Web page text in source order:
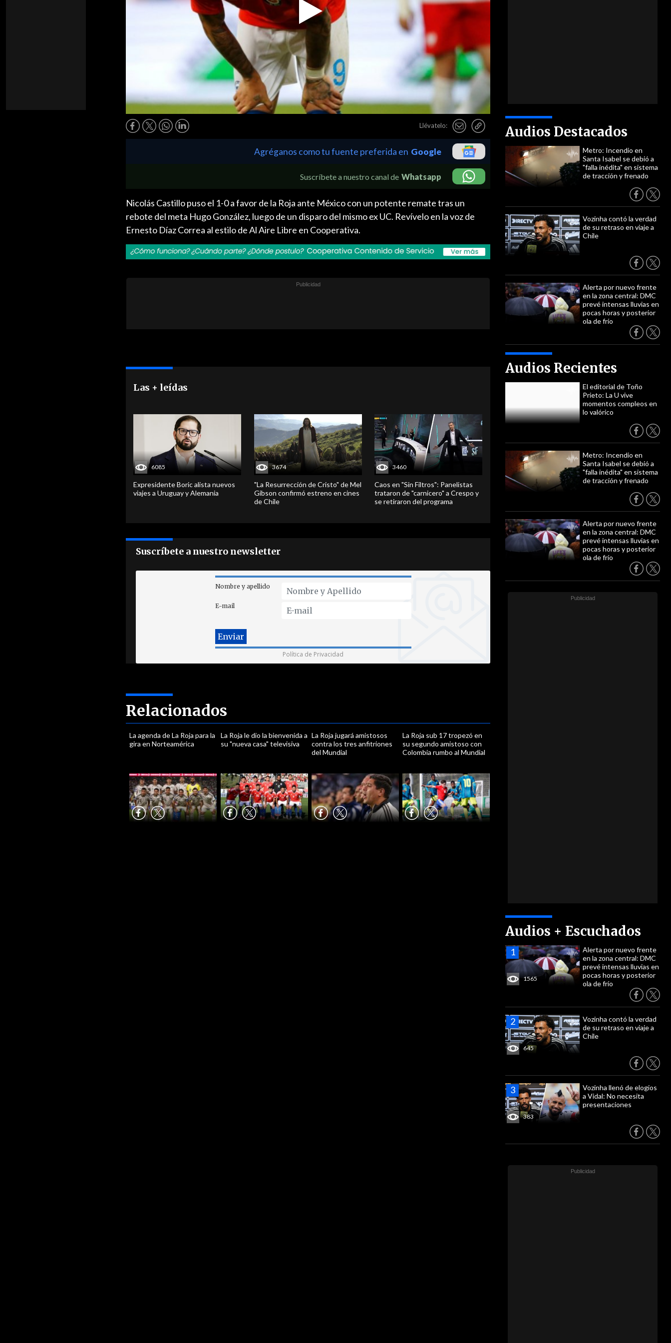
Play
Video
Llévatelo: Audios Destacados
Metro: Incendio en
Santa Isabel se debió a
"falla inédita" en sistema
de tracción y frenado
Vozinha contó la verdad
de su retraso en viaje a
Chile
Alerta por nuevo frente
en la zona central: DMC
prevé intensas lluvias en
pocas horas y posterior
ola de frío
Audios Recientes
El editorial de Toño
Prieto: La U vive
momentos compleos en
lo valórico
Metro: Incendio en
Santa Isabel se debió a
"falla inédita" en sistema
de tracción y frenado
Alerta por nuevo frente
en la zona central: DMC
prevé intensas lluvias en
pocas horas y posterior
ola de frío
Audios + Escuchados
1565
Alerta por nuevo frente
en la zona central: DMC
prevé intensas lluvias en
pocas horas y posterior
ola de frío
645
Vozinha contó la verdad
de su retraso en viaje a
Chile
383
Vozinha llenó de elogios
a Vidal: No necesita
presentaciones
Agréganos como tu fuente preferida en Google
Suscríbete a nuestro canal de Whatsapp
Nicolás Castillo puso el 1-0 a favor de la Roja ante México con un potente remate tras un
rebote del meta Hugo González, luego de un disparo del mismo ex UC. Revívelo en la voz de
Ernesto Díaz Correa al estilo de Al Aire Libre en Cooperativa.
Las + leídas
6085
Expresidente Boric alista nuevos
viajes a Uruguay y Alemania
3674
"La Resurrección de Cristo" de Mel
Gibson confirmó estreno en cines
de Chile
3460
Caos en "Sin Filtros": Panelistas
trataron de "carnicero" a Crespo y
se retiraron del programa
Suscríbete a nuestro newsletter
Nombre y apellido
E-mail
Política de Privacidad
Relacionados
La agenda de La Roja para la
gira en Norteamérica
La Roja le dio la bienvenida a
su "nueva casa" televisiva
La Roja jugará amistosos
contra los tres anfitriones
del Mundial
La Roja sub 17 tropezó en
su segundo amistoso con
Colombia rumbo al Mundial